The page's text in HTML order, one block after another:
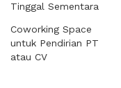
Tinggal Sementara
Coworking Space
untuk Pendirian PT
atau CV